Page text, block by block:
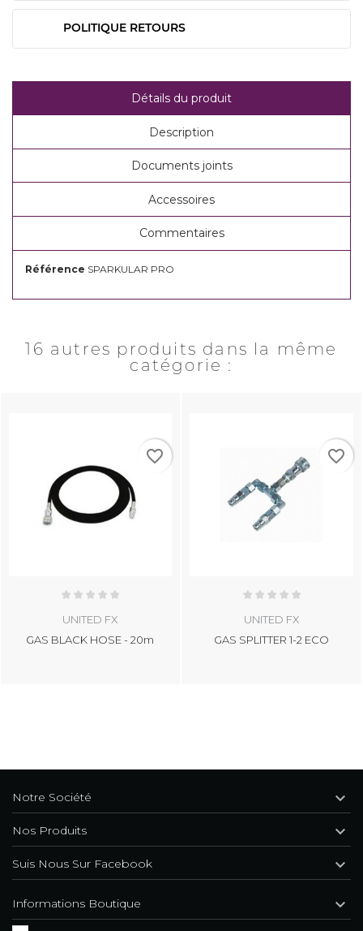
POLITIQUE RETOURS
Détails du produit
Description
Documents joints
Accessoires
Commentaires
Référence SPARKULAR PRO
16 autres produits dans la même
catégorie :
UNITED FX
GAS BLACK HOSE - 20m
favorite_border
UNITED FX
GAS SPLITTER 1-2 ECO
favorite_border
Informations Boutique 
Notre Société 
Nos Produits 
Suis Nous Sur Facebook 